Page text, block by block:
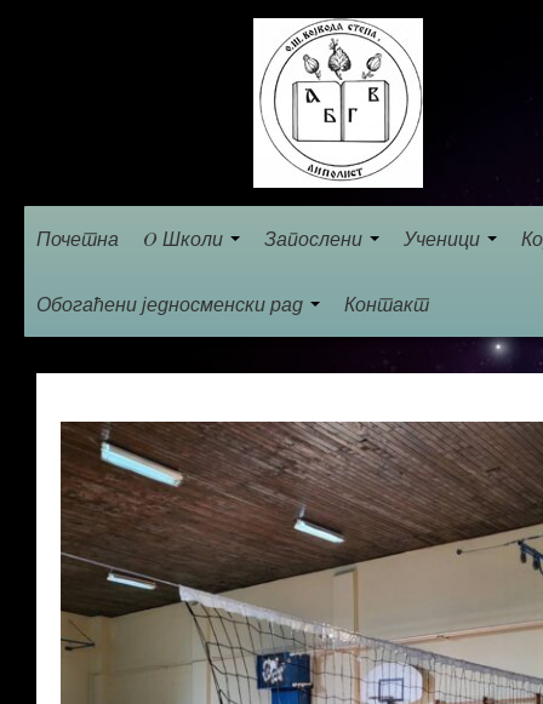
Почетна O Школи Запослени Ученици
Обогаћени једносменски рад Контакт